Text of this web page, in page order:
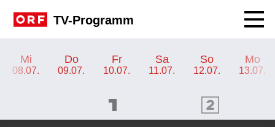
TV-Programm
Mi
08.07.
Do
09.07.
Fr
10.07.
Sa
11.07.
So
12.07.
Mo
13.07.
ORF 2 Programm